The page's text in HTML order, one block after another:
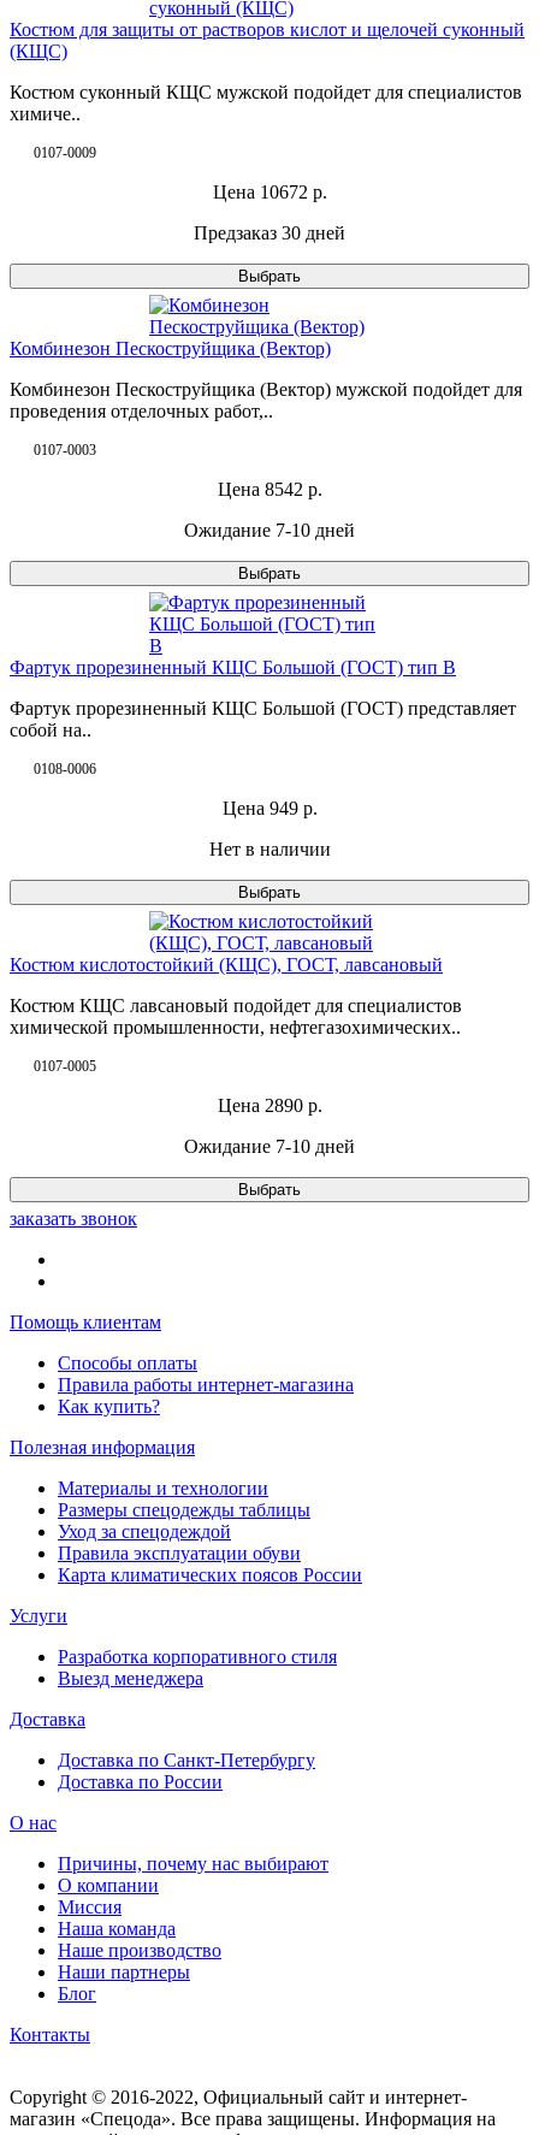
Костюм для защиты от растворов кислот и щелочей суконный
(КЩС)
Костюм суконный КЩС мужской подойдет для специалистов
химиче..
0107-0009
Цена 10672 р.
Предзаказ 30 дней
Выбрать
Комбинезон Пескоструйщика (Вектор)
Комбинезон Пескоструйщика (Вектор) мужской подойдет для
проведения отделочных работ,..
0107-0003
Цена 8542 р.
Ожидание 7-10 дней
Выбрать
Фартук прорезиненный КЩС Большой (ГОСТ) тип В
Фартук прорезиненный КЩС Большой (ГОСТ) представляет
собой на..
0108-0006
Цена 949 р.
Нет в наличии
Выбрать
Костюм кислотостойкий (КЩС), ГОСТ, лавсановый
Костюм КЩС лавсановый подойдет для специалистов
химической промышленности, нефтегазохимических..
0107-0005
Цена 2890 р.
Ожидание 7-10 дней
Выбрать
заказать звонок
Помощь клиентам
Способы оплаты
Правила работы интернет-магазина
Как купить?
Полезная информация
Материалы и технологии
Размеры спецодежды таблицы
Уход за спецодеждой
Правила эксплуатации обуви
Карта климатических поясов России
Услуги
Разработка корпоративного стиля
Выезд менеджера
Доставка
Доставка по Санкт-Петербургу
Доставка по России
О нас
Причины, почему нас выбирают
О компании
Миссия
Наша команда
Наше производство
Наши партнеры
Блог
Контакты
Copyright © 2016-2022, Официальный сайт и интернет-
магазин «Спецода». Все права защищены. Информация на